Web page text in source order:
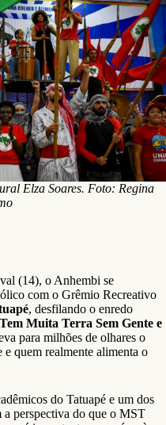
Elza Soares. Foto: Regina
(14), o Anhembi se
com o Grêmio Recreativo
, desfilando o enredo
Muita Terra Sem Gente e
para milhões de olhares o
e quem realmente alimenta o
do Tatuapé e um dos
a perspectiva do que o MST